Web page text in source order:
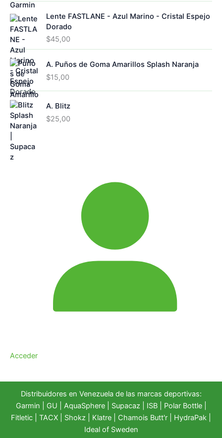
Lente FASTLANE - Azul Marino - Cristal Espejo
Dorado
$45,00
A. Puños de Goma Amarillos Splash Naranja
$15,00
A. Blitz
$25,00
Acceder
Distribuidores en Venezuela de las marcas deportivas:
Garmin
GU AquaSphere| Supacaz | ISB | Polar Bottle|
Fitletic
TACX Shokz Klatre Chamois Butt'r HydraPak
Ideal of Sweden